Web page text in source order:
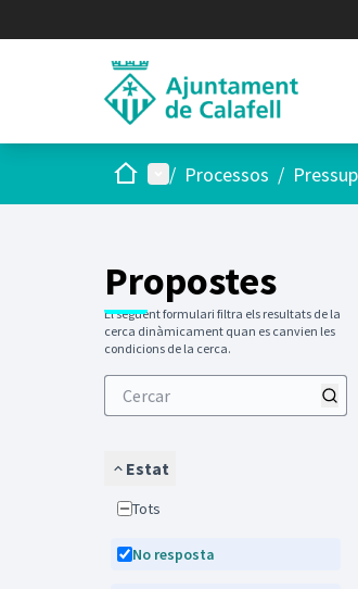
Inici Menú principal
/ Processos /
Propostes
El següent formulari filtra els resultats de la
cerca dinàmicament quan es canvien les
condicions de la cerca.
Estat
Tots
No resposta